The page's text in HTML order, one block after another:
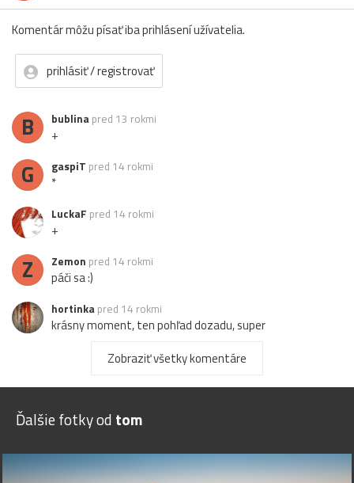
Komentár môžu písať iba prihlásení užívatelia.
prihlásiť / registrovať
B bublina pred 13 rokmi
+
G gaspiT pred 14 rokmi
*
LuckaF pred 14 rokmi
+
Z Zemon pred 14 rokmi
páči sa :)
hortinka pred 14 rokmi
krásny moment, ten pohľad dozadu, super
pred 14 rokmi
adaptabilný, jo*
nefotimpred 14 rokmi
*****
Zobraziť všetky komentáre
Ďalšie fotky od tom